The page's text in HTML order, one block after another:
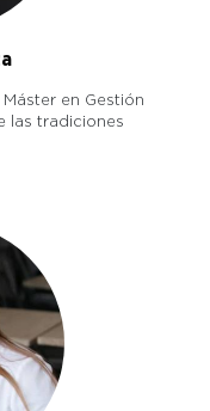
en Gestión
las tradiciones